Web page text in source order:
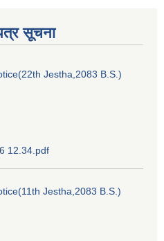
सूचना
Jestha,2083 B.S.)
12.34.pdf
Jestha,2083 B.S.)